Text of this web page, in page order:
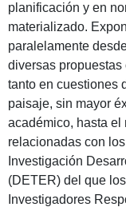
planificación y en
materializado.
paralelamente
diversas
tanto en cuestiones
paisaje, sin mayor
académico, hasta el
relacionadas con
Investigación
(DETER) del que
Investigadores